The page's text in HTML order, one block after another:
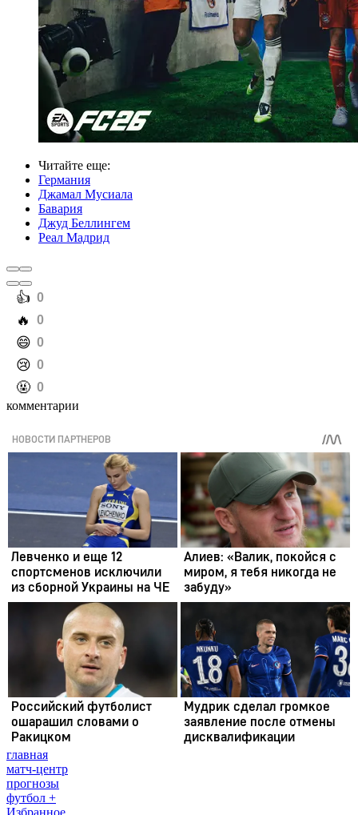
Читайте еще:
Германия
Джамал Мусиала
Бавария
Джуд Беллингем
Реал Мадрид
️👍 0
️🔥 0
️😄 0
️😢 0
️🤬 0
комментарии
главная
матч-центр
прогнозы
футбол +
Избранное